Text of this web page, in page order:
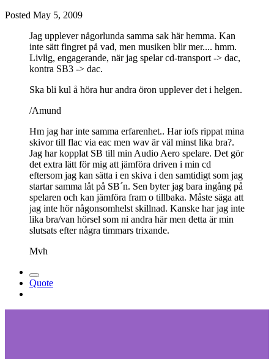
Posted May 5, 2009
Jag upplever någorlunda samma sak här hemma. Kan
inte sätt fingret på vad, men musiken blir mer.... hmm.
Livlig, engagerande, när jag spelar cd-transport -> dac,
kontra SB3 -> dac.
Ska bli kul å höra hur andra öron upplever det i helgen.
/Amund
Hm jag har inte samma erfarenhet.. Har iofs rippat mina
skivor till flac via eac men wav är väl minst lika bra?.
Jag har kopplat SB till min Audio Aero spelare. Det gör
det extra lätt för mig att jämföra driven i min cd
eftersom jag kan sätta i en skiva i den samtidigt som jag
startar samma låt på SB´n. Sen byter jag bara ingång på
spelaren och kan jämföra fram o tillbaka. Måste säga att
jag inte hör någonsomhelst skillnad. Kanske har jag inte
lika bra/van hörsel som ni andra här men detta är min
slutsats efter några timmars trixande.
Mvh
Quote